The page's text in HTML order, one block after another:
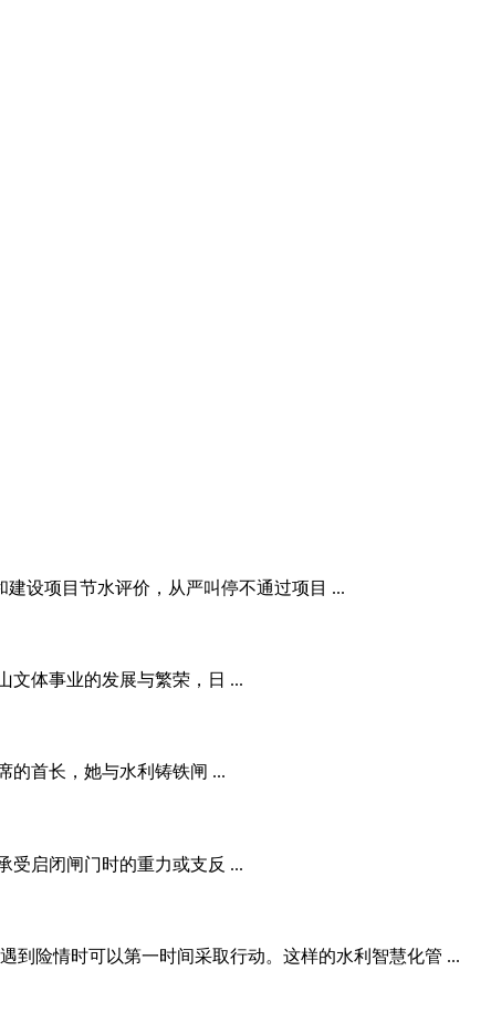
设项目节水评价，从严叫停不通过项目 ...
体事业的发展与繁荣，日 ...
首长，她与水利铸铁闸 ...
启闭闸门时的重力或支反 ...
到险情时可以第一时间采取行动。这样的水利智慧化管 ...